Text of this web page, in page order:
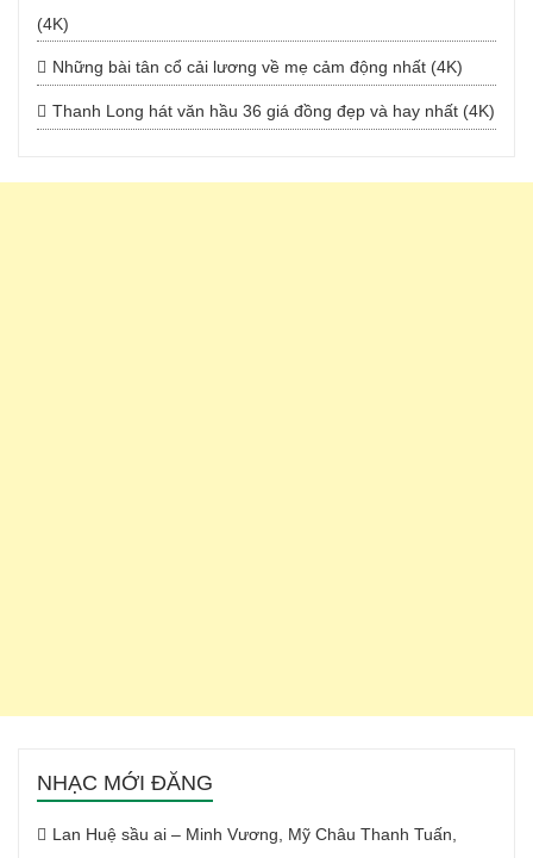
(4K)
Những bài tân cổ cải lương về mẹ cảm động nhất (4K)
Thanh Long hát văn hầu 36 giá đồng đẹp và hay nhất (4K)
NHẠC MỚI ĐĂNG
Lan Huệ sầu ai – Minh Vương, Mỹ Châu Thanh Tuấn,